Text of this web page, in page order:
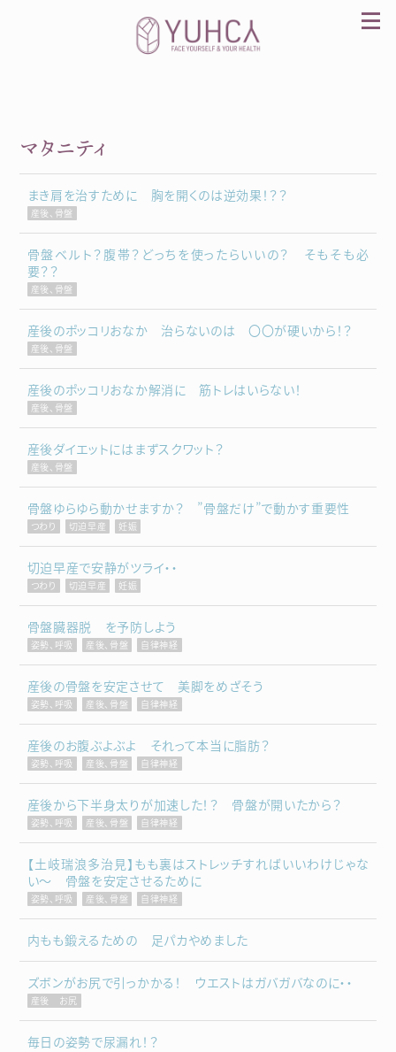
マタニティ
まき肩を治すために 胸を開くのは逆効果！？？
産後、骨盤
骨盤ベルト？腹帯？どっちを使ったらいいの？ そもそも必
要？？
産後、骨盤
産後のポッコリおなか 治らないのは 〇〇が硬いから！？
産後、骨盤
産後のポッコリおなか解消に 筋トレはいらない！
産後、骨盤
産後ダイエットにはまずスクワット？
産後、骨盤
骨盤ゆらゆら動かせますか？ ”骨盤だけ”で動かす重要性
つわり 切迫早産 妊娠
切迫早産で安静がツライ・・
つわり 切迫早産 妊娠
骨盤臓器脱 を予防しよう
姿勢、呼吸 産後、骨盤 自律神経
産後の骨盤を安定させて 美脚をめざそう
姿勢、呼吸 産後、骨盤 自律神経
産後のお腹ぶよぶよ それって本当に脂肪？
姿勢、呼吸 産後、骨盤 自律神経
産後から下半身太りが加速した！？ 骨盤が開いたから？
姿勢、呼吸 産後、骨盤 自律神経
【土岐瑞浪多治見】もも裏はストレッチすればいいわけじゃな
い～ 骨盤を安定させるために
姿勢、呼吸 産後、骨盤 自律神経
内もも鍛えるための 足パカやめました
ズボンがお尻で引っかかる！ ウエストはガバガバなのに・・
産後 お尻
毎日の姿勢で尿漏れ！？